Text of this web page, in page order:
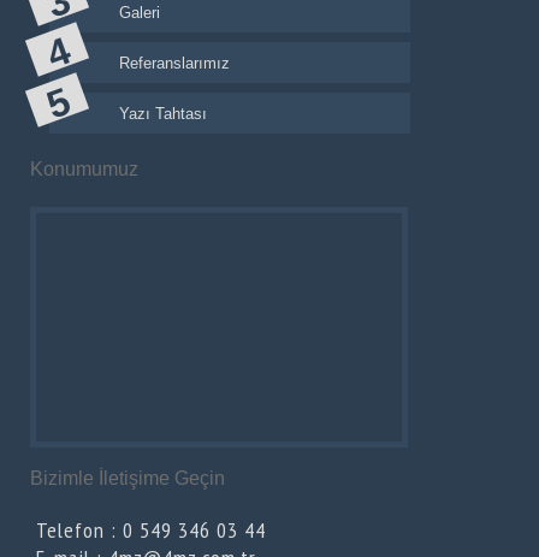
Galeri
Referanslarımız
Yazı Tahtası
Konumumuz
Bizimle İletişime Geçin
Telefon : 0 549 346 03 44